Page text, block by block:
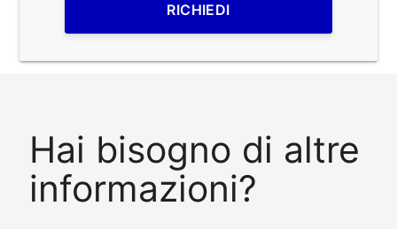
RICHIEDI
Hai bisogno di altre
informazioni?